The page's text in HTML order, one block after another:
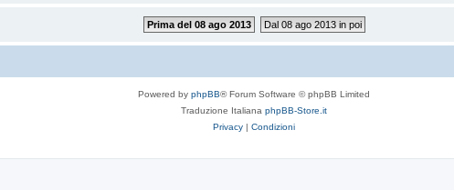
Prima del 08 ago 2013 Dal 08 ago 2013 in poi
Powered by phpBB® Forum Software © phpBB Limited
Traduzione Italiana phpBB-Store.it
Privacy | Condizioni